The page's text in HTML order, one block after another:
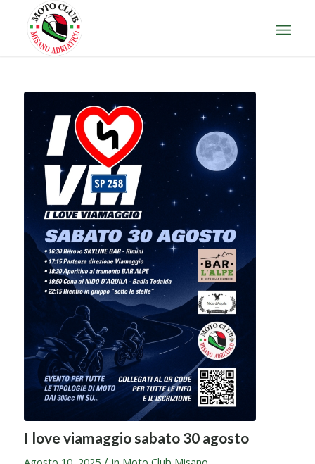
I love viamaggio sabato 30 agosto